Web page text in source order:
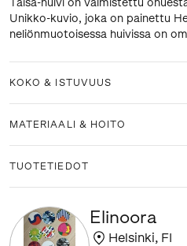
Taisa-huivi on valmistettu
Unikko-kuvio, joka on painettu
neliönmuotoisessa huivissa on
KOKO & ISTUVUUS
MATERIAALI & HOITO
TUOTETIEDOT
Elinoora
Helsinki, FI